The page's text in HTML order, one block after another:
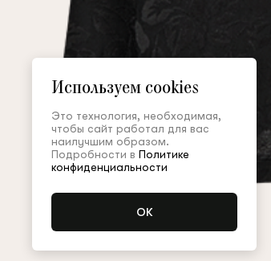
Используем cookies
Это технология, необходимая,
чтобы сайт работал для вас
наилучшим образом.
Подробности в Политике
конфиденциальности